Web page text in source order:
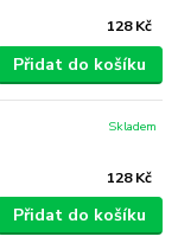
128 Kč
Přidat do košíku
128 Kč
Skladem
Přidat do košíku